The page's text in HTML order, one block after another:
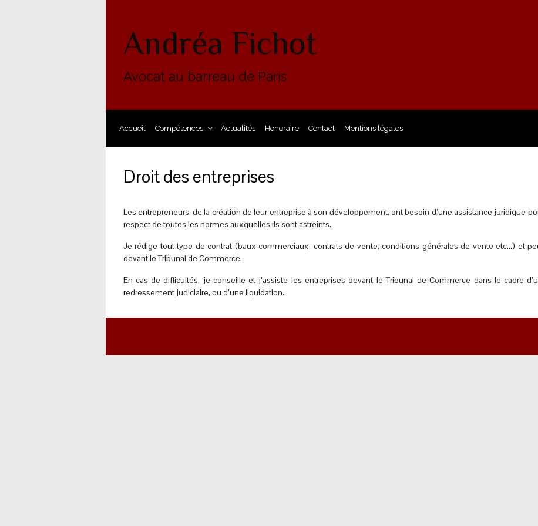
Andréa Fichot
Avocat au barreau de Paris
Accueil Compétences Actualités Honoraire Contact Mentions légales
Droit des entreprises
Les entrepreneurs, de la création de leur entreprise à son développement, ont besoin d’une assistance juridique
respect de toutes les normes auxquelles ils sont astreints.
Je rédige tout type de contrat (baux commerciaux, contrats de vente, conditions générales de vente etc…) et
devant le Tribunal de Commerce.
En cas de difficultés, je conseille et j’assiste les entreprises devant le Tribunal de Commerce dans le cadre
redressement judiciaire, ou d’une liquidation.